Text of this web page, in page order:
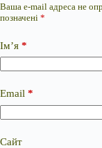
Ваша e-mail адреса не
позначені *
Ім’я *
Email *
Сайт